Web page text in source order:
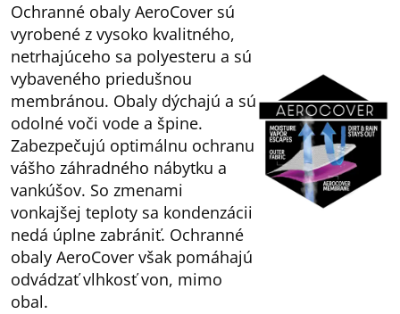
Ochranné obaly AeroCover sú
vyrobené z vysoko kvalitného,
netrhajúceho sa polyesteru a sú
vybaveného priedušnou
membránou. Obaly dýchajú a sú
odolné voči vode a špine.
Zabezpečujú optimálnu ochranu
vášho záhradného nábytku a
vankúšov. So zmenami
vonkajšej teploty sa kondenzácii
nedá úplne zabrániť. Ochranné
obaly AeroCover však pomáhajú
odvádzať vlhkosť von, mimo
obal.